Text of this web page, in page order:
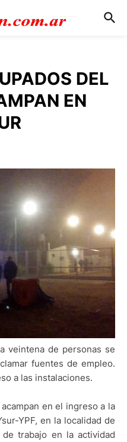
DEL
EN
veintena de personas se
fuentes de empleo.
a las instalaciones.
en el ingreso a la
YPF, en la localidad de
trabajo en la actividad